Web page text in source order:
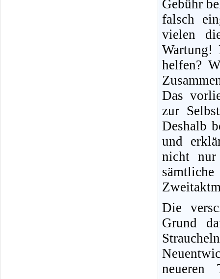
Gebühr
falsch
vielen
Wartung!
helfen?
Das
zur
Deshalb
und
nicht
Die
Grund
neueren